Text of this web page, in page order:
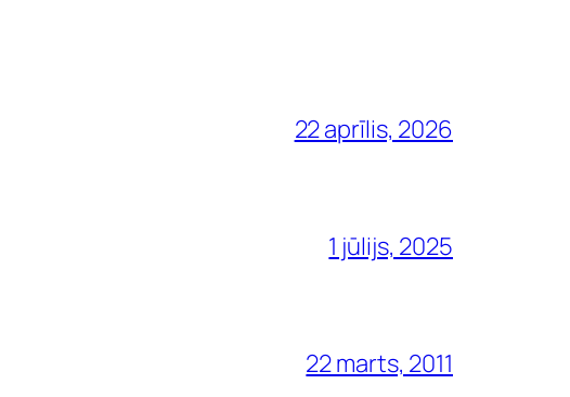
22 aprīlis, 2026
1 jūlijs, 2025
22 marts, 2011